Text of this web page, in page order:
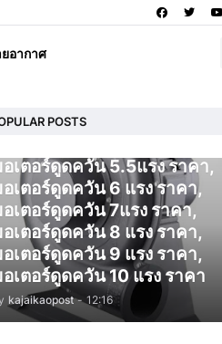
อากาศ
POSTS
เตอร์ดูดควัน 1 แรง ราคา,
เตอร์ดูดควัน 4 แรง ราคา,
เตอร์ดูดควัน 5.5แรง ราคา,
เตอร์ดูดควัน 6 แรง ราคา,
เตอร์ดูดควัน 7แรง ราคา,
เตอร์ดูดควัน 8 แรง ราคา,
เตอร์ดูดควัน 9 แรง ราคา,
เตอร์ดูดควัน 10 แรง ราคา
kajaikaopost - 12:16